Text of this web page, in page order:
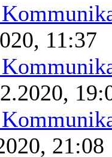
11:37
21:08